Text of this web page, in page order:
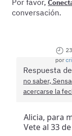
Por favor,
conversación.
por
Respuesta de
no saber,
acercarse la
Alicia, para
Vete al 33